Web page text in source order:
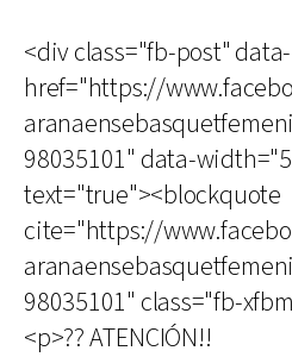
<div class="fb-post" data-
href="https://
98035101" data-
text="true"><blockquote
cite="https://
98035101" class="fb-
<p>?? ATENCIÓN!!